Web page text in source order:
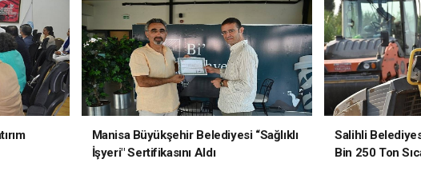
Manisa Büyükşehir Belediyesi “Sağlıklı
İşyeri" Sertifikasını Aldı
Salihli
Bin 250 Ton